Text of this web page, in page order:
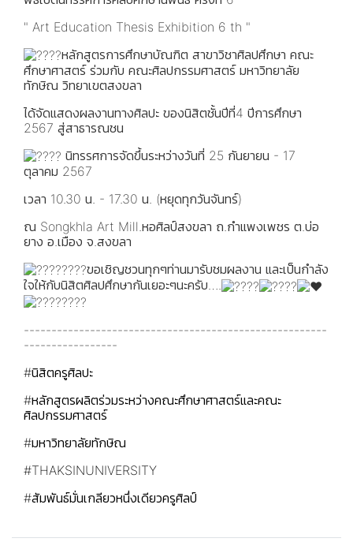
" Art Education Thesis Exhibition 6 th "
หลักสูตรการศึกษาบัณฑิต สาขาวิชาศิลปศึกษา คณะ
ศึกษาศาสตร์ ร่วมกับ คณะศิลปกรรมศาสตร์ มหาวิทยาลัย
ทักษิณ วิทยาเขตสงขลา
ได้จัดแสดงผลงานทางศิลปะ ของนิสิตชั้นปีที่4 ปีการศึกษา
2567 สู่สาธารณชน
นิทรรศการจัดขึ้นระหว่างวันที่ 25 กันยายน - 17
ตุลาคม 2567
เวลา 10.30 น. - 17.30 น. (หยุดทุกวันจันทร์)
ณ Songkhla Art Mill.หอศิลป์สงขลา ถ.กำแพงเพชร ต.บ่อ
ยาง อ.เมือง จ.สงขลา
ขอเชิญชวนทุกๆท่านมารับชมผลงาน และเป็นกำลัง
ใจให้กับนิสิตศิลปศึกษากันเยอะๆนะครับ….
-------------------------------------------------------
-----------------
#นิสิตครูศิลปะ
#หลักสูตรผลิตร่วมระหว่างคณะศึกษาศาสตร์และคณะ
ศิลปกรรมศาสตร์
#มหาวิทยาลัยทักษิณ
#THAKSINUNIVERSITY
#สัมพันธ์มั่นเกลียวหนึ่งเดียวครูศิลป์